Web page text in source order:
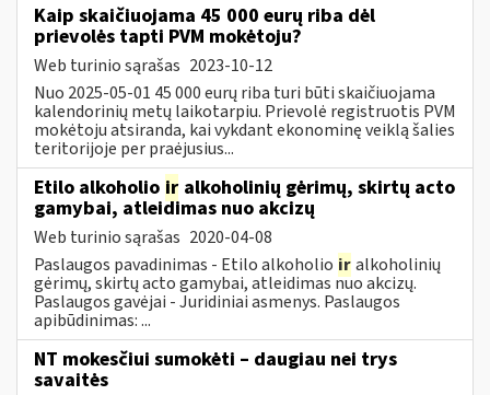
Kaip skaičiuojama 45 000 eurų riba dėl
prievolės tapti PVM mokėtoju?
Web turinio sąrašas 2023-10-12
Nuo 2025-05-01 45 000 eurų riba turi būti skaičiuojama
kalendorinių metų laikotarpiu. Prievolė registruotis PVM
mokėtoju atsiranda, kai vykdant ekonominę veiklą šalies
teritorijoje per praėjusius...
Etilo alkoholio ir alkoholinių gėrimų, skirtų acto
gamybai, atleidimas nuo akcizų
Web turinio sąrašas 2020-04-08
Paslaugos pavadinimas - Etilo alkoholio iralkoholinių
gėrimų, skirtų acto gamybai, atleidimas nuo akcizų.
Paslaugos gavėjai - Juridiniai asmenys. Paslaugos
apibūdinimas: ...
NT mokesčiui sumokėti – daugiau nei trys
savaitės